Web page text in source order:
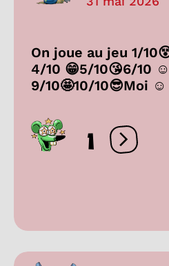
On joue au jeu 1/
4/10 😁5/10😘6/10
9/10🤩10/10😎Moi ☺
1 Ouvrir